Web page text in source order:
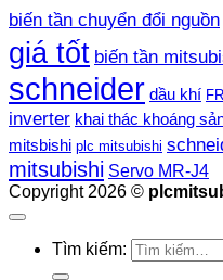
biến tần chuyển đổi nguồn
giá tốt biến tần
schneider dầu khí
inverter khai thác khoáng
mitsbishi plc mitsubishi
mitsubishi Servo MR-J4
Copyright 2026 ©
Tìm kiếm: